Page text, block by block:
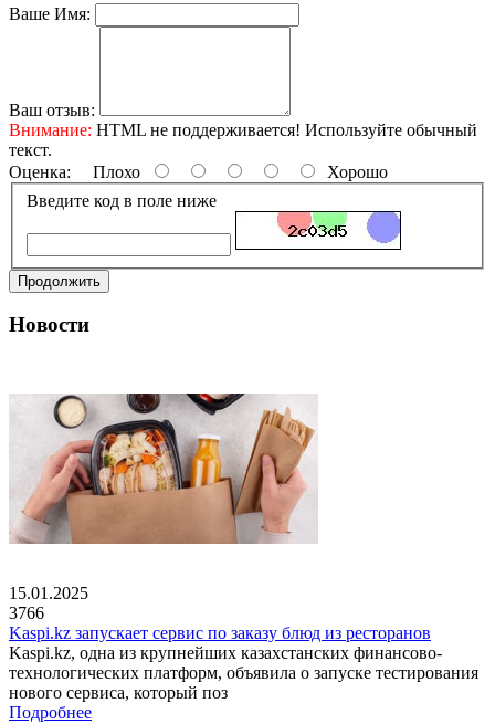
Ваше Имя:
Ваш отзыв:
Внимание: HTML не поддерживается! Используйте обычный
текст.
Оценка: Плохо
Хорошо
Введите код в поле ниже
Продолжить
Новости
15.01.2025
3766
Kaspi.kz запускает сервис по заказу блюд из ресторанов
Kaspi.kz, одна из крупнейших казахстанских финансово-
технологических платформ, объявила о запуске тестирования
нового сервиса, который поз
Подробнее